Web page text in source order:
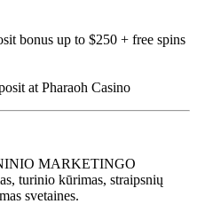
bonus up to $250 + free spins
at Pharaoh Casino
MARKETINGO
turinio kūrimas, straipsnių
svetaines.